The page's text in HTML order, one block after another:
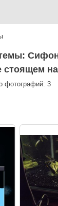
стоящем
фотографий: 3